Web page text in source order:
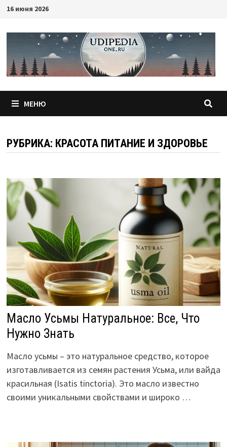
Перейти
содержимому
16 июня 2026
МЕНЮ
РУБРИКА: КРАСОТА ПИТАНИЕ И ЗДОРОВЬЕ
Масло Усьмы Натуральное: Все, Что
Нужно Знать
Масло усьмы – это натуральное средство, которое
изготавливается из семян растения Усьма, или вайда
красильная (Isatis tinctoria). Это масло известно
своими уникальными свойствами и широко …